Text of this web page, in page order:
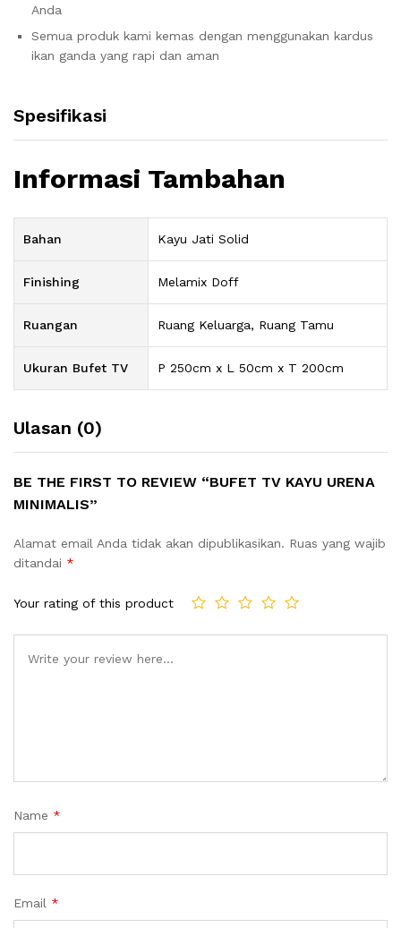
Anda
Semua produk kami kemas dengan menggunakan kardus
ikan ganda yang rapi dan aman
Spesifikasi
Informasi Tambahan
Bahan Kayu Jati Solid
Finishing Melamix Doff
Ruangan Ruang Keluarga, Ruang Tamu
Ukuran Bufet TV P 250cm x L 50cm x T 200cm
Ulasan (0)
BE THE FIRST TO REVIEW “BUFET TV KAYU URENA
MINIMALIS”
Alamat email Anda tidak akan dipublikasikan. Ruas yang wajib
ditandai *
Your rating of this product
Name *
Email *